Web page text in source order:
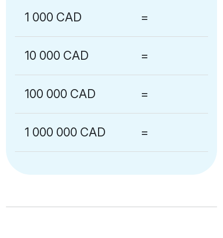
1 000 CAD =
10 000 CAD =
100 000 CAD =
1 000 000 CAD =